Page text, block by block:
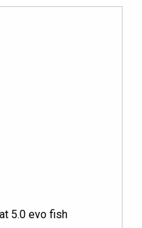
5.0 evo fish